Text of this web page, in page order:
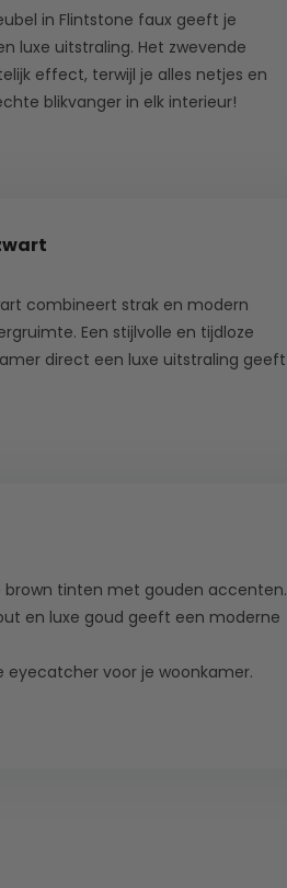
in Flintstone faux geeft je
luxe uitstraling. Het zwevende
effect, terwijl je alles netjes en
blikvanger in elk interieur!
combineert strak en modern
Een stijlvolle en tijdloze
direct een luxe uitstraling geeft
tinten met gouden accenten.
en luxe goud geeft een moderne
voor je woonkamer.